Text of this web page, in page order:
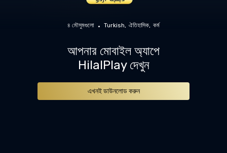
৪ মৌসুমগুলো Turkish ঐতিহাসিক কর্ম
আপনার মোবাইল অ্যাপে
HilalPlay দেখুন
এখনই ডাউনলোড করুন